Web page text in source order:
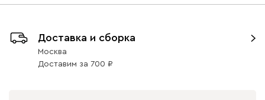
Доставка и сборка
Москва
Доставим за 700